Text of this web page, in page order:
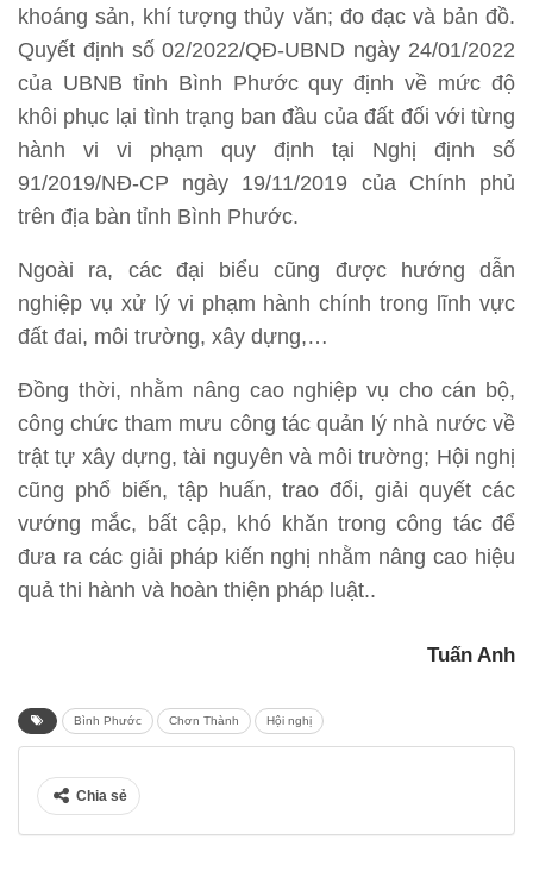
khoáng sản, khí tượng thủy văn; đo đạc và bản đồ.
Quyết định số 02/2022/QĐ-UBND ngày 24/01/2022
của UBNB tỉnh Bình Phước quy định về mức độ
khôi phục lại tình trạng ban đầu của đất đối với từng
hành vi vi phạm quy định tại Nghị định số
91/2019/NĐ-CP ngày 19/11/2019 của Chính phủ
trên địa bàn tỉnh Bình Phước.
Ngoài ra, các đại biểu cũng được hướng dẫn
nghiệp vụ xử lý vi phạm hành chính trong lĩnh vực
đất đai, môi trường, xây dựng,…
Đồng thời, nhằm nâng cao nghiệp vụ cho cán bộ,
công chức tham mưu công tác quản lý nhà nước về
trật tự xây dựng, tài nguyên và môi trường; Hội nghị
cũng phổ biến, tập huấn, trao đổi, giải quyết các
vướng mắc, bất cập, khó khăn trong công tác để
đưa ra các giải pháp kiến nghị nhằm nâng cao hiệu
quả thi hành và hoàn thiện pháp luật..
Tuấn Anh
Bình Phước Chơn Thành Hội nghị
Chia sẻ